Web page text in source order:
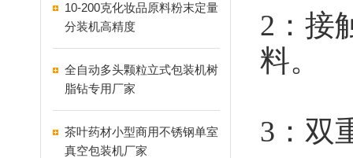
10-200克化妆品原料粉末定量
分装机高精度
全自动多头颗粒立式包装机树
脂钻专用厂家
茶叶药材小型商用不锈钢单室
真空包装机厂家
2：接
料。
3：双